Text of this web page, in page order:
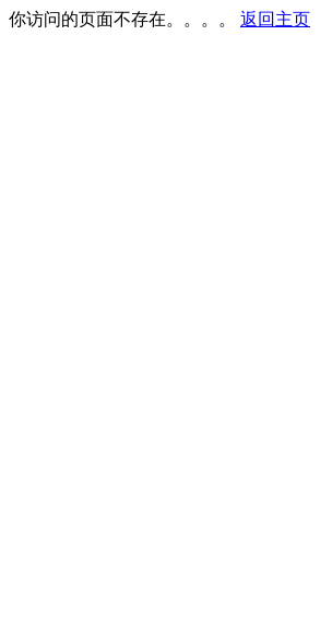
你访问的页面不存在。。。。 返回主页